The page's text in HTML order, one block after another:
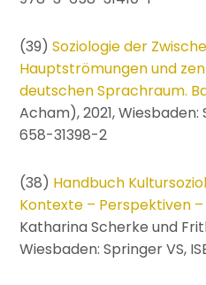
(39)Soziologie der
Hauptströmungen und
deutschen Sprachraum.
Acham), 2021, Wiesbaden:
658-31398-2
(38) Handbuch
Kontexte – Perspektiven
Katharina Scherke und
Wiesbaden: Springer VS,